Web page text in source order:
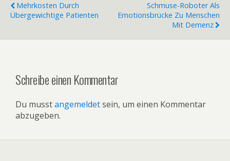
Mehrkosten Durch
Übergewichtige Patienten
Schmuse-Roboter Als
Emotionsbrücke Zu Menschen
Mit Demenz
Schreibe einen Kommentar
Du musstangemeldetsein, um einen Kommentar
abzugeben.